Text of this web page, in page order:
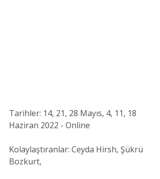
Tarihler: 14, 21, 28 Mayıs, 4, 11, 18
Haziran 2022 - Online
Kolaylaştıranlar: Ceyda Hirsh, Şükrü
Bozkurt,